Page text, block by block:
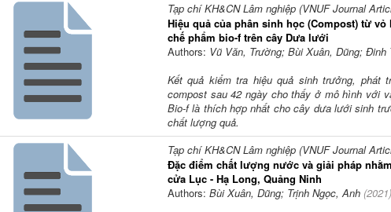
Tạp chí KH&CN Lâm nghiệp (VNUF Journal
Hiệu quả của phân sinh học (Compost) từ
chế phẩm bio-f trên cây Dưa lưới
Authors: Vũ Văn, Trường; Bùi Xuân, Dũng; Đinh
Kết quả kiểm tra hiệu quả sinh trưởng, phát
compost sau 42 ngày cho thấy ở mô hình với
Bio-f là thích hợp nhất cho cây dưa lưới sinh
chất lượng quả.
Tạp chí KH&CN Lâm nghiệp (VNUF Journal
Đặc điểm chất lượng nước và giải pháp
cửa Lục - Hạ Long, Quảng Ninh
Authors: Bùi Xuân, Dũng; Trịnh Ngọc, Anh (2021)